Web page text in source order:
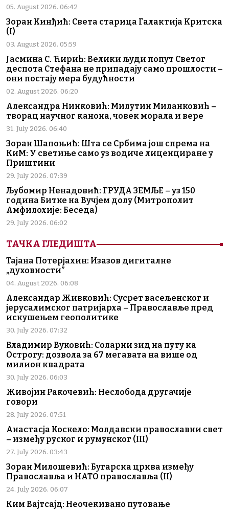
05. August 2026. 06:42
Зоран Кинђић: Света старица Галактија Критска
(I)
03. August 2026. 05:59
Јасмина С. Ћирић: Велики људи попут Светог
деспота Стефана не припадају само прошлости –
они постају мера будућности
02. August 2026. 06:20
Александра Нинковић: Милутин Миланковић –
творац научног канона, човек морала и вере
31. July 2026. 06:40
Зоран Шапоњић: Шта се Србима још спрема на
КиМ: У светиње само уз водиче лиценциране у
Приштини
29. July 2026. 07:39
Љубомир Ненадовић: ГРУДА ЗЕМЉЕ – уз 150
година Битке на Вучјем долу (Митрополит
Амфилохије: Беседа)
29. July 2026. 06:02
ТАЧКА ГЛЕДИШТА
Тајана Потерјахин: Изазов дигиталне
„духовности”
04. August 2026. 06:08
Александар Живковић: Сусрет васељенског и
јерусалимског патријарха – Православље пред
искушењем геополитике
30. July 2026. 07:32
Владимир Вуковић: Соларни зид на путу ка
Острогу: дозвола за 67 мегавата на више од
милион квадрата
30. July 2026. 06:03
Живојин Ракочевић: Неслобода другачије
говори
28. July 2026. 07:51
Анастасја Коскело: Молдавски православни свет
– између руског и румунског (III)
27. July 2026. 03:43
Зоран Милошевић: Бугарска црква између
Православља и НАТО православља (II)
24. July 2026. 06:07
Ким Вајтсајд: Неочекивано путовање